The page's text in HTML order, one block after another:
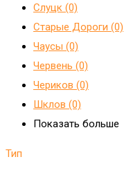
Слуцк (0)
Старые Дороги (0)
Чаусы (0)
Червень (0)
Чериков (0)
Шклов (0)
Показать больше
Тип